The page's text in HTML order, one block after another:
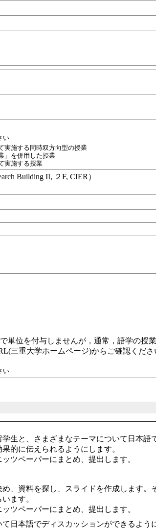
い
実施する同時双方向型の授業
」を併用した授業
実施する授業
Building II, ２F, CIER）
位を付与しませんが，通常，語学の授
三重大学ホームページ)からご確認くだ
い
生と、さまざまなテーマについて日本
的に伝えられるようにします。
ツペーパーにまとめ、提出します。
、資料を探し、スライドを作成します。
ます。
ツペーパーにまとめ、提出します。
日本語でディスカッションができるよう